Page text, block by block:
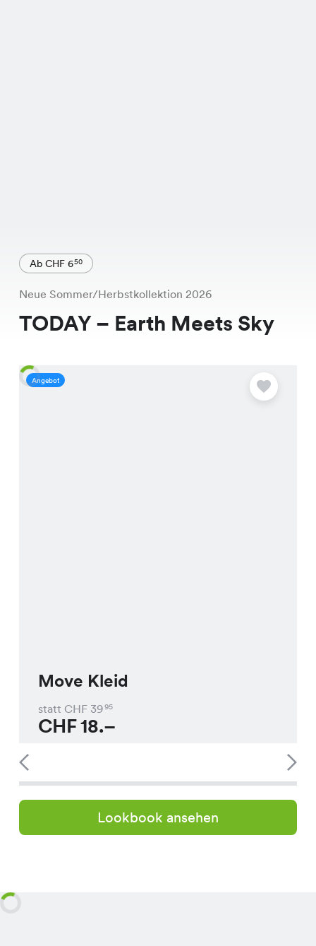
Ab CHF 650
Neue Sommer/Herbstkollektion 2026
TODAY – Earth Meets Sky
Angebot
Move Kleid
statt CHF 3995
CHF18.–
Lookbook ansehen